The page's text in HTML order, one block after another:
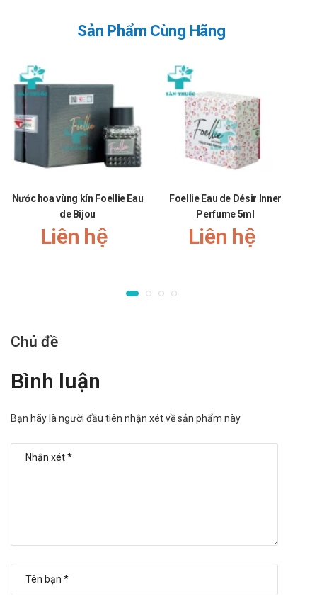
Sản Phẩm Cùng Hãng
Nước hoa vùng kín Foellie Eau
de Bijou
Liên hệ
Foellie Eau de Désir Inner
Perfume 5ml
Liên hệ
Chủ đề
Bình luận
Bạn hãy là người đầu tiên nhận xét về sản phẩm này